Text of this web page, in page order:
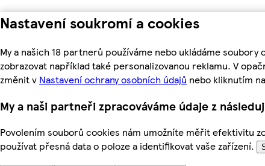
Nastavení soukromí a cookies
My a našich 18 partnerů používáme nebo ukládáme
zobrazovat například také personalizovanou reklamu. V
změnit v Nastavení ochrany osobních údajů nebo kliknutím
My a naši partneři zpracováváme údaje z
Povolením souborů cookies nám umožníte měřit efektivitu
používat přesná data o poloze a identifikovat vaše zařízení.